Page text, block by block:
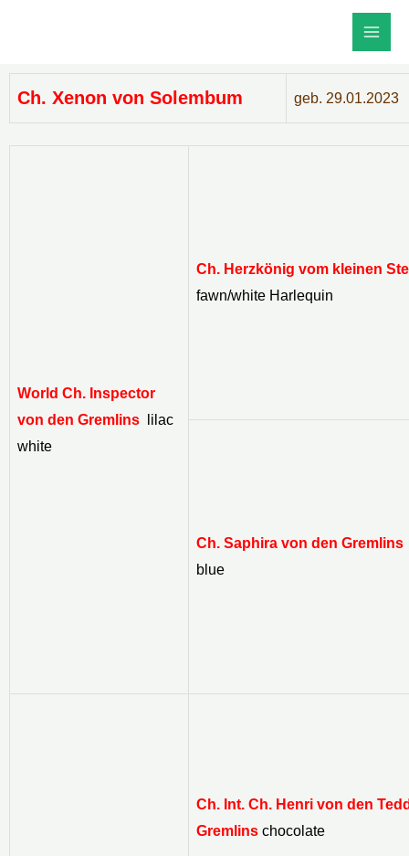
Main
Ch. Xenon von Solembum geb. 29.01.2023
World Ch. Inspector
von den Gremlins
lilac
white
Ch. Herzkönig vom kleinen
fawn/white Harlequin
Ch. Saphira von den Gremlins
blue
Ch. Int. Ch. Henri von den
Gremlins chocolate